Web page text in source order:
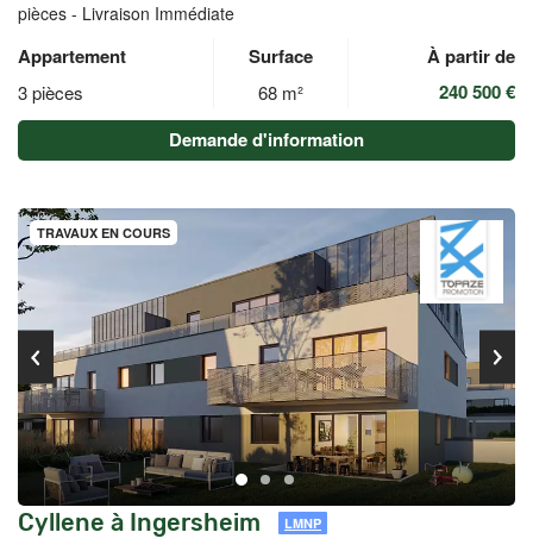
pièces - Livraison Immédiate
Appartement Surface À partir de
3 pièces 68 m²
240 500 €
Demande d'information
TRAVAUX EN COURS
Cyllene à Ingersheim LMNP